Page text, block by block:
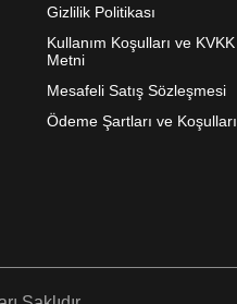
Gizlilik Politikası
Kullanım Koşulları ve KVKK
Metni
Mesafeli Satış Sözleşmesi
Ödeme Şartları ve Koşulları